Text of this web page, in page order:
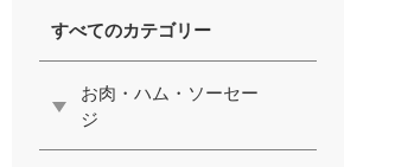
すべてのカテゴリー
お肉・ハム・ソーセー
ジ